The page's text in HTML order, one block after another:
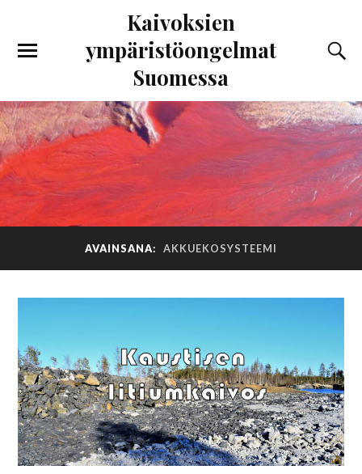
Kaivoksien
ympäristöongelmat
Suomessa
AVAINSANA: AKKUEKOSYSTEEMI